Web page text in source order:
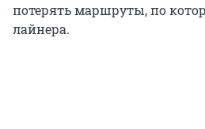
потерять маршруты, по
лайнера.